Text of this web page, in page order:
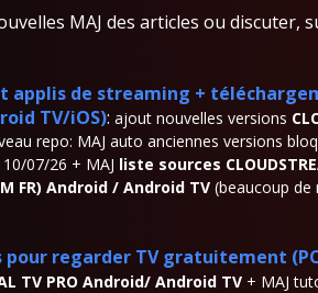
MAJ des articles ou discuter,
applis de streaming +
TV/iOS): ajout nouvelles versions
repo: MAJ auto anciennes versions
07/26 + MAJ liste sources
FR) Android / Android TV (beaucoup
pour regarder TV gratuitement
TV PRO Android/ Android TV + MAJ